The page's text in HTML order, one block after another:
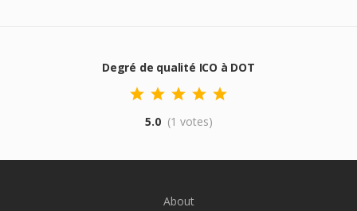
Degré de qualité ICO à DOT
5.0 (1 votes)
About